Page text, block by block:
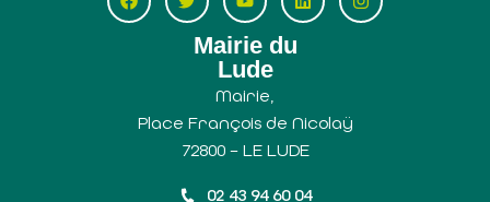
Mairie du
Lude
Mairie,
Place François de Nicolaÿ
72800 – LE LUDE
02 43 94 60 04